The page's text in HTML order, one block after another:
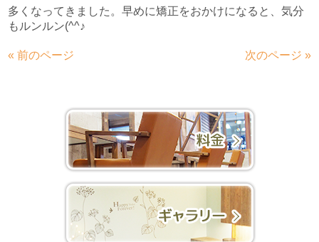
多くなってきました。早めに矯正をおかけになると、気分
もルンルン(^^♪
« 前のページ 次のページ »